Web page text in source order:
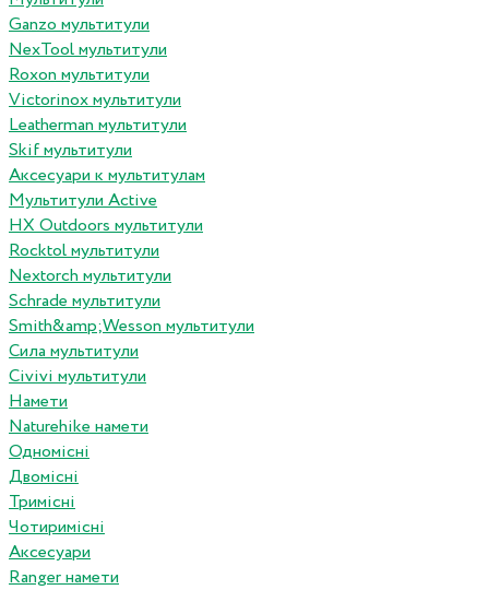
Ganzo мультитули
NexTool мультитули
Roxon мультитули
Victorinox мультитули
Leatherman мультитули
Skif мультитули
Аксесуари к мультитулам
Мультитули Active
HX Outdoors мультитули
Rocktol мультитули
Nextorch мультитули
Schrade мультитули
Smith&amp;Wesson мультитули
Сила мультитули
Civivi мультитули
Намети
Naturehike намети
Одномісні
Двомісні
Тримісні
Чотиримісні
Аксесуари
Ranger намети